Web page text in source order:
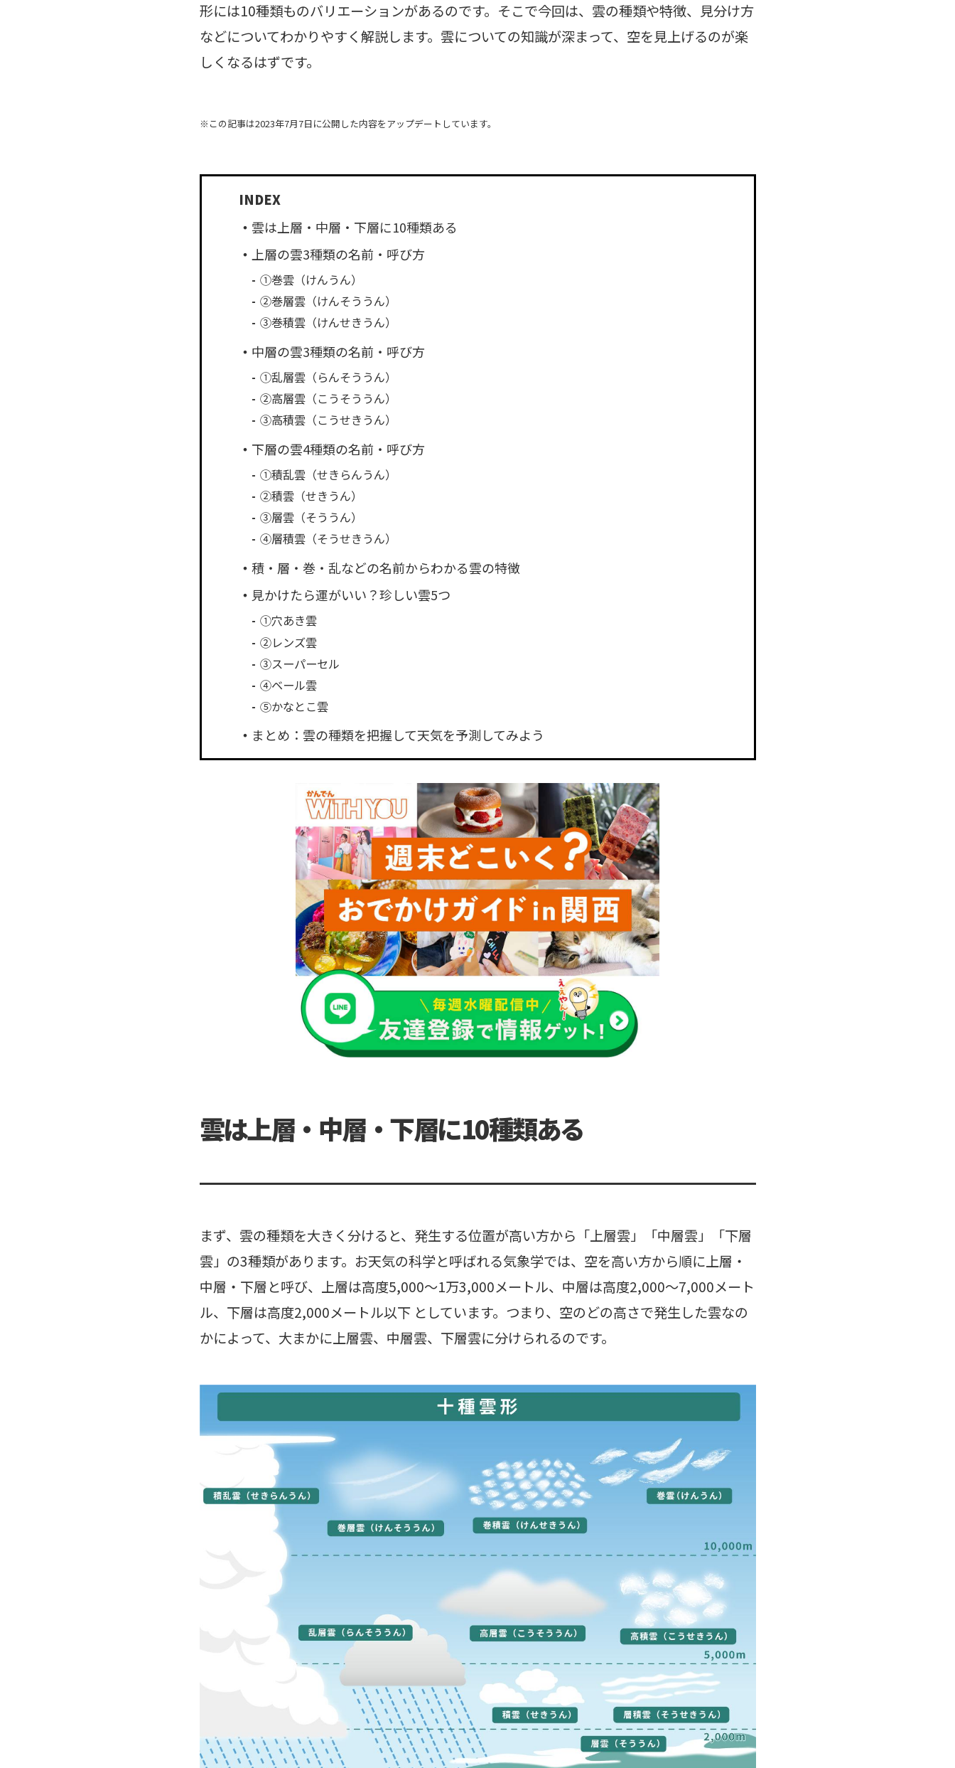
形には10種類ものバリエーションがあるのです。そこで今回は、雲の種類や特徴、見分け方
などについてわかりやすく解説します。雲についての知識が深まって、空を見上げるのが楽
しくなるはずです。
※この記事は2023年7月7日に公開した内容をアップデートしています。
雲は上層・中層・下層に10種類ある
上層の雲3種類の名前・呼び方
①巻雲（けんうん）
②巻層雲（けんそううん）
③巻積雲（けんせきうん）
中層の雲3種類の名前・呼び方
①乱層雲（らんそううん）
②高層雲（こうそううん）
③高積雲（こうせきうん）
下層の雲4種類の名前・呼び方
①積乱雲（せきらんうん）
②積雲（せきうん）
③層雲（そううん）
④層積雲（そうせきうん）
積・層・巻・乱などの名前からわかる雲の特徴
見かけたら運がいい？珍しい雲5つ
①穴あき雲
②レンズ雲
③スーパーセル
④ベール雲
⑤かなとこ雲
まとめ：雲の種類を把握して天気を予測してみよう
雲は上層・中層・下層に10種類ある
まず、雲の種類を大きく分けると、発生する位置が高い方から「上層雲」「中層雲」「下層
雲」の3種類があります。お天気の科学と呼ばれる気象学では、空を高い方から順に上層・
中層・下層と呼び、上層は高度5,000～1万3,000メートル、中層は高度2,000〜7,000メート
ル、下層は高度2,000メートル以下 としています。つまり、空のどの高さで発生した雲なの
かによって、大まかに上層雲、中層雲、下層雲に分けられるのです。